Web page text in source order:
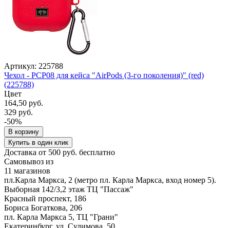
Артикул: 225788
Чехол - PCP08 для кейса "AirPods (3-го поколения)" (red)
(225788)
Цвет
164,50 руб.
329 руб.
-50%
В корзину
Купить в один клик
Доставка от 500 руб. бесплатно
Самовывоз из
11 магазинов
пл.Карла Маркса, 2 (метро пл. Карла Маркса, вход номер 5).
Выборная 142/3,2 этаж ТЦ "Пассаж"
Красный проспект, 186
Бориса Богаткова, 206
пл. Карла Маркса 5, ТЦ "Грани"
Екатеринбург, ул. Сулимова, 50